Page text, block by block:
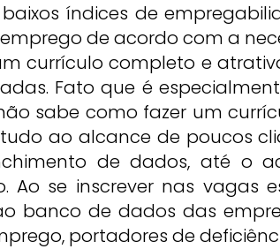
índices de
de acordo com a
currículo completo e
Fato que é
sabe como fazer um
ao alcance de poucos
de dados, até o
Ao se inscrever nas vagas
banco de dados das
portadores de